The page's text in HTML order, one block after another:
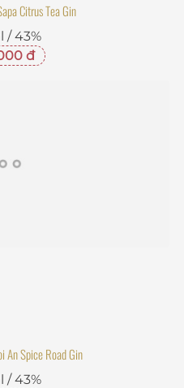
Citrus Tea Gin
/ 43%
đ
An Spice Road Gin
/ 43%